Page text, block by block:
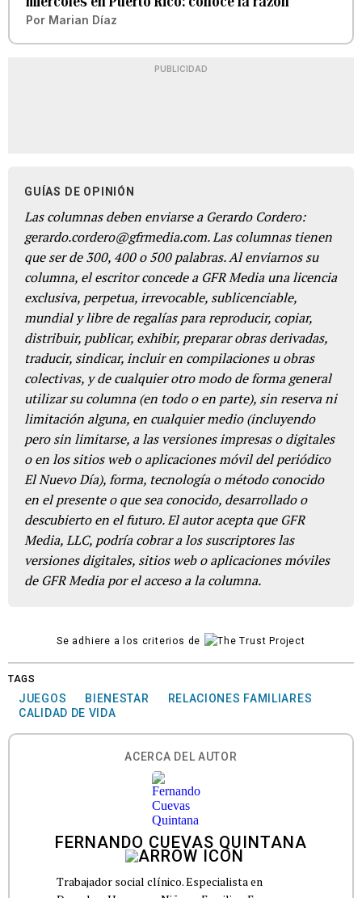
Por Marian Díaz
PUBLICIDAD
GUÍAS DE OPINIÓN
Las columnas deben enviarse a Gerardo Cordero:
gerardo.cordero@gfrmedia.com. Las columnas tienen
que ser de 300, 400 o 500 palabras. Al enviarnos su
columna, el escritor concede a GFR Media una licencia
exclusiva, perpetua, irrevocable, sublicenciable,
mundial y libre de regalías para reproducir, copiar,
distribuir, publicar, exhibir, preparar obras derivadas,
traducir, sindicar, incluir en compilaciones u obras
colectivas, y de cualquier otro modo de forma general
utilizar su columna (en todo o en parte), sin reserva ni
limitación alguna, en cualquier medio (incluyendo
pero sin limitarse, a las versiones impresas o digitales
o en los sitios web o aplicaciones móvil del periódico
El Nuevo Día), forma, tecnología o método conocido
en el presente o que sea conocido, desarrollado o
descubierto en el futuro. El autor acepta que GFR
Media, LLC, podría cobrar a los suscriptores las
versiones digitales, sitios web o aplicaciones móviles
de GFR Media por el acceso a la columna.
Se adhiere a los criterios de
TAGS
JUEGOS BIENESTAR
RELACIONES FAMILIARES
CALIDAD DE VIDA
ACERCA DEL AUTOR
FERNANDO CUEVAS QUINTANA
Trabajador social clínico. Especialista en